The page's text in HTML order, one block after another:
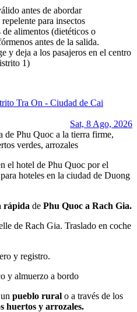
antes de abordar
para insectos
alimentos (dietéticos o
antes de la salida.
y deja a los pasajeros en el centro
1)
Tra On - Ciudad de Cai
Sat, 8 Ago, 2026
de Phu Quoc a la tierra firme,
verdes, arrozales
el hotel de Phu Quoc por el
hoteles en la ciudad de Duong
rápida de Phu Quoc a Rach Gia.
de Rach Gia. Traslado en coche
y registro.
y almuerzo a bordo
pueblo rural o a través de los
huertos y arrozales.